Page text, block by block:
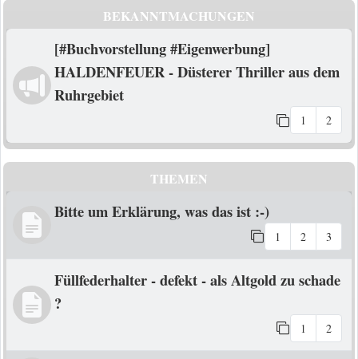
BEKANNTMACHUNGEN
[#Buchvorstellung #Eigenwerbung]
HALDENFEUER - Düsterer Thriller aus dem
Ruhrgebiet
1 2
THEMEN
Bitte um Erklärung, was das ist :-)
1 2 3
Füllfederhalter - defekt - als Altgold zu schade
?
1 2